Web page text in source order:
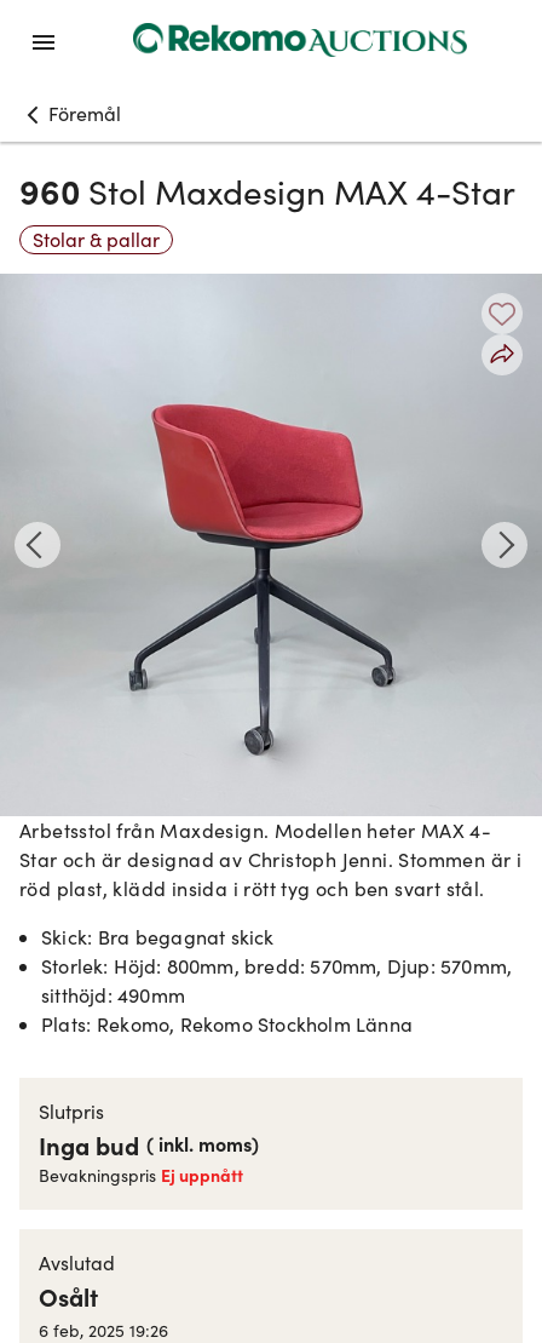
Föremål
960 Stol Maxdesign MAX 4-Star
Stolar & pallar
Arbetsstol från Maxdesign. Modellen heter MAX 4-
Star och är designad av Christoph Jenni. Stommen är i
röd plast, klädd insida i rött tyg och ben svart stål.
Skick: Bra begagnat skick
Storlek: Höjd: 800mm, bredd: 570mm, Djup: 570mm,
sitthöjd: 490mm
Plats: Rekomo, Rekomo Stockholm Länna
Slutpris
Inga bud ( inkl. moms)
Bevakningspris Ej uppnått
Avslutad
Osålt
6 feb, 2025 19:26